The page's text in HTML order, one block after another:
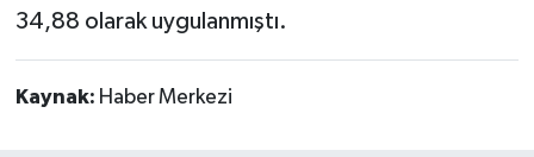
34,88 olarak uygulanmıştı.
Kaynak: Haber Merkezi